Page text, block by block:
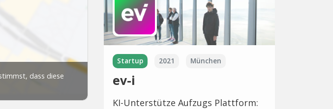
Startup 2021 München
ev-i
KI-Unterstütze Aufzugs Plattform: